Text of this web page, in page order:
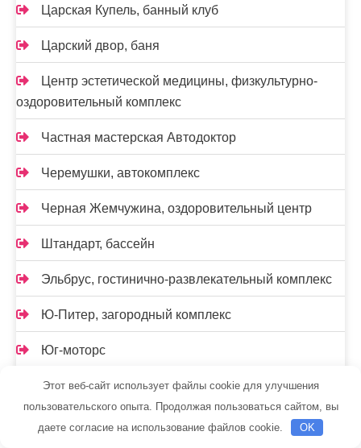
Царская Купель, банный клуб
Царский двор, баня
Центр эстетической медицины, физкультурно-
оздоровительный комплекс
Частная мастерская Автодоктор
Черемушки, автокомплекс
Черная Жемчужина, оздоровительный центр
Штандарт, бассейн
Эльбрус, гостинично-развлекательный комплекс
Ю-Питер, загородный комплекс
Юг-моторс
Юлия, комплекс красоты и здоровья
Юлия, комплекс красоты и здоровья
Этот веб-сайт использует файлы cookie для улучшения
пользовательского опыта. Продолжая пользоваться сайтом, вы
даете согласие на использование файлов cookie.
OK